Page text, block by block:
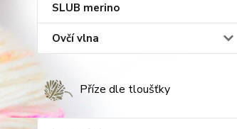
SLUB merino
Ovčí vlna
Příze dle tloušťky